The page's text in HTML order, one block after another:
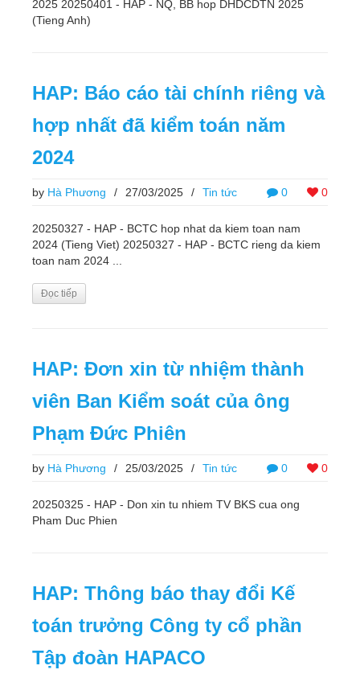
2025 20250401 - HAP - NQ, BB hop DHDCDTN 2025
(Tieng Anh)
HAP: Báo cáo tài chính riêng và
hợp nhất đã kiểm toán năm
2024
0 0
by Hà Phương / 27/03/2025 / Tin tức
20250327 - HAP - BCTC hop nhat da kiem toan nam
2024 (Tieng Viet) 20250327 - HAP - BCTC rieng da kiem
toan nam 2024 ...
Đọc tiếp
HAP: Đơn xin từ nhiệm thành
viên Ban Kiểm soát của ông
Phạm Đức Phiên
0 0
by Hà Phương / 25/03/2025 / Tin tức
20250325 - HAP - Don xin tu nhiem TV BKS cua ong
Pham Duc Phien
HAP: Thông báo thay đổi Kế
toán trưởng Công ty cổ phần
Tập đoàn HAPACO